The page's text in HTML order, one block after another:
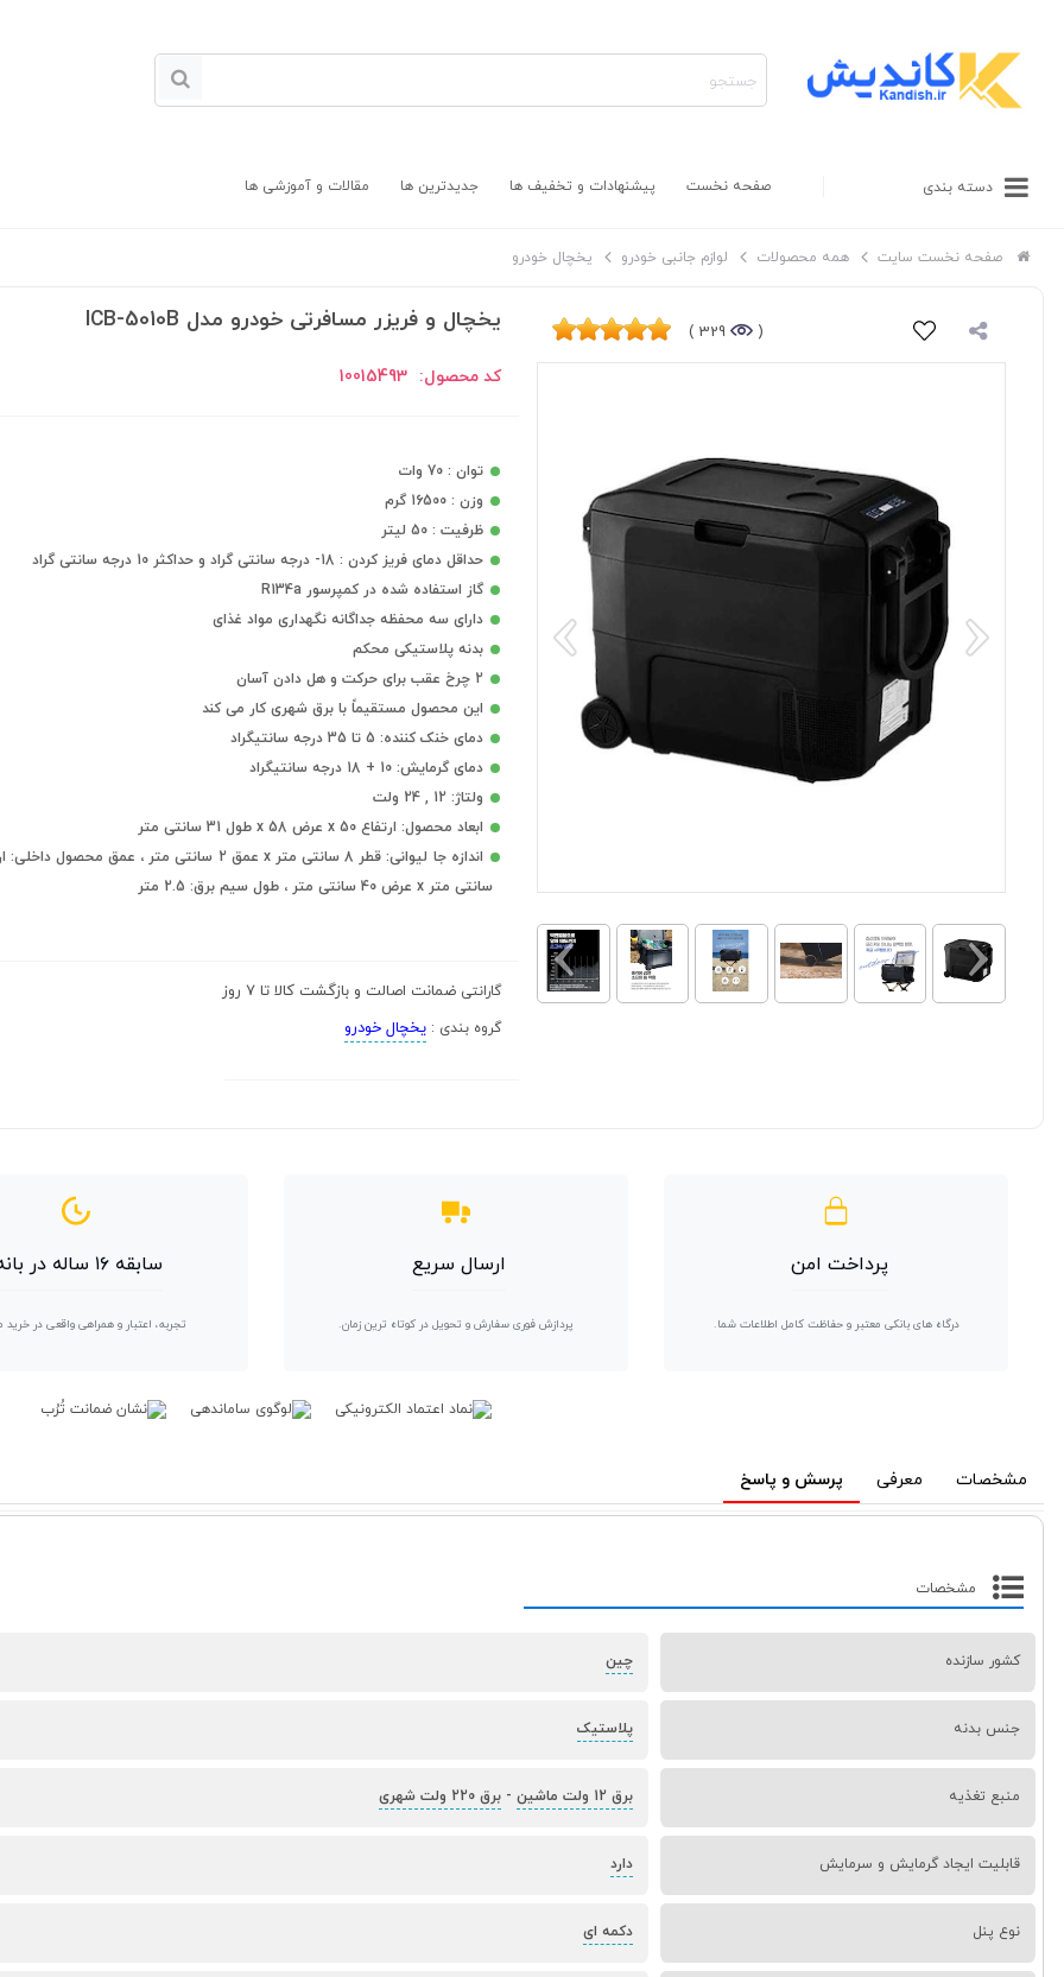
دسته بندی صفحه نخست پیشنهادات و تخفیف ها جدیدترین ها مقالات و آموزشی ها
صفحه نخست سایت همه محصولات لوازم جانبی خودرو یخچال خودرو
(
329 ) یخچال و فریزر مسافرتی خودرو مدل ICB-5010B
کد محصول: 10015493
توان : 70 وات
وزن : 16500 گرم
ظرفیت : 50 لیتر
حداقل دمای فریز کردن : 18- درجه سانتی گراد و حداکثر 10 درجه سانتی گراد
گاز استفاده شده در کمپرسور R134a
دارای سه محفظه جداگانه نگهداری مواد غذای
بدنه پلاستیکی محکم
2 چرخ عقب برای حرکت و هل دادن آسان
این محصول مستقیماً با برق شهری کار می کند
دمای خنک کننده: 5 تا 35 درجه سانتیگراد
دمای گرمایش: 10 + 18 درجه سانتیگراد
ولتاژ: 12 , 24 ولت
ابعاد محصول: ارتفاع 50 x عرض 58 x طول 31 سانتی متر
سانتی متر x عرض 40 سانتی متر ، طول سیم برق: 2.5 متر
گارانتی ضمانت اصالت و بازگشت کالا تا 7 روز
گروه بندی :یخچال خودرو
پرداخت امن
درگاه های بانکی معتبر و حفاظت کامل اطلاعات شما.
ارسال سریع
پردازش فوری سفارش و تحویل در کوتاه ترین زمان.
سابقه ۱۶ ساله در بانه
تجربه، اعتبار و همراهی واقعی در
مشخصات معرفی پرسش و پاسخ
مشخصات
کشور سازنده چین
جنس بدنه پلاستیک
منبع تغذیه برق 12 ولت ماشین -برق 220 ولت شهری
قابلیت ایجاد گرمایش و سرمایش دارد
نوع پنل دکمه ای